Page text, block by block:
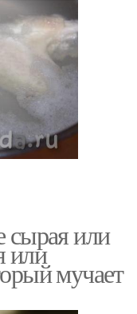
сырая или
или
мучает